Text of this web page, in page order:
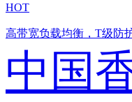
HOT
高带宽负载均衡，T级防
中国